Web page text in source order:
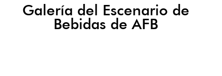
Galería del Escenario de
Bebidas de AFB